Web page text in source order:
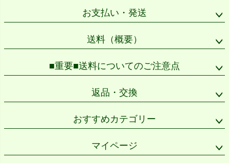
お支払い・発送
送料（概要）
■重要■送料についてのご注意点
返品・交換
おすすめカテゴリー
マイページ